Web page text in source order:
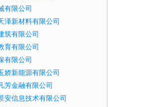
有限公司
泽新材料有限公司
筑有限公司
育有限公司
有限公司
娇新能源有限公司
芳金融有限公司
安信息技术有限公司